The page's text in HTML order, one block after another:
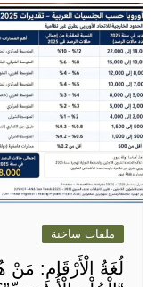
ملفات ساخنة
لُغَةُ الْأَرْقَامِ: مَنْ